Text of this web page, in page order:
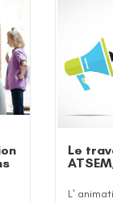
Le
L'